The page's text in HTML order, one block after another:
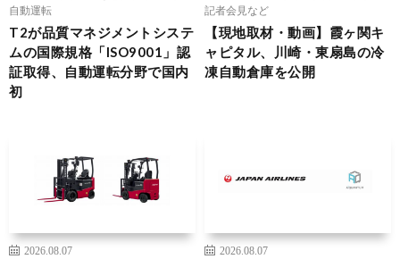
自動運転
T2が品質マネジメントシステ
ムの国際規格「ISO9001」認
証取得、自動運転分野で国内
初
記者会見など
【現地取材・動画】霞ヶ関キ
ャピタル、川崎・東扇島の冷
凍自動倉庫を公開
2026.08.07
2026.08.07